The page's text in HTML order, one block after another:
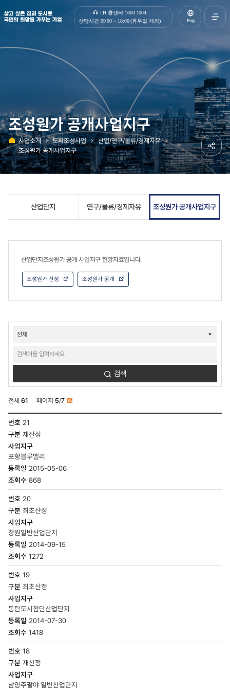
살고 싶은 집과 도시로 국민의 희망을 가꾸는 기업 | 한국토지주택공사
LH 콜센터 1600-1004
상담시간 09:00 ~ 18:00 (휴무일 제외)
Eng
열기
조성원가 공개사업지구
홈
사업소개 도시조성사업
산업/연구/물류/경제자유
조성원가 공개사업지구
공유
산업단지 연구/물류/경제자유 조성원가 공개사업지구
산업단지조성원가 공개 사업지구 현황자료입니다.
조성원가 산정 조성원가 공개
토지사업-
연구-
검색
전체 61 페이지 5/7
주요사업-
토지사업-
산업/
연구-
조성원가
목록
-
번호,
구분,
사업지구,
조회수
21
재산정
포항블루밸리
2015-05-06
868
20
최초산정
창원일반산업단지
2014-09-15
1272
19
최초산정
동탄도시첨단산업단지
2014-07-30
1418
18
재산정
남양주팔야 일반산업단지